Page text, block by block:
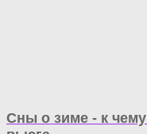
Сны о зиме - к